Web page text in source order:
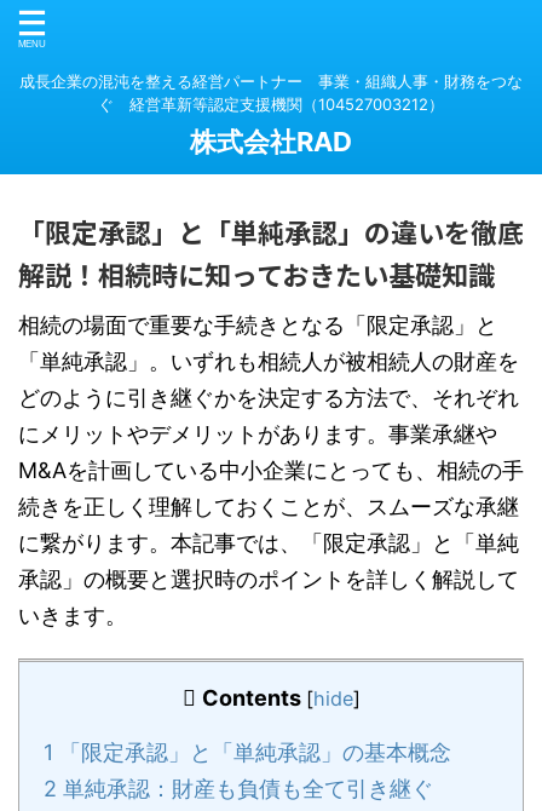
成長企業の混沌を整える経営パートナー 事業・組織人事・財務をつな
ぐ 経営革新等認定支援機関（104527003212）
株式会社RAD
「限定承認」と「単純承認」の違いを徹底
解説！相続時に知っておきたい基礎知識
相続の場面で重要な手続きとなる「限定承認」と
「単純承認」。いずれも相続人が被相続人の財産を
どのように引き継ぐかを決定する方法で、それぞれ
にメリットやデメリットがあります。事業承継や
M&Aを計画している中小企業にとっても、相続の手
続きを正しく理解しておくことが、スムーズな承継
に繋がります。本記事では、「限定承認」と「単純
承認」の概要と選択時のポイントを詳しく解説して
いきます。
Contents [hide]
1 「限定承認」と「単純承認」の基本概念
2 単純承認：財産も負債も全て引き継ぐ